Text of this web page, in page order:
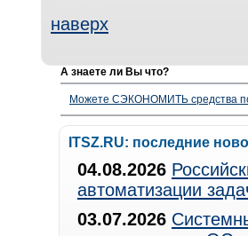
наверх
А знаете ли Вы что?
Можете СЭКОНОМИТЬ средства
ITSZ.RU: последние
04.08.2026
автоматизации
03.07.2026